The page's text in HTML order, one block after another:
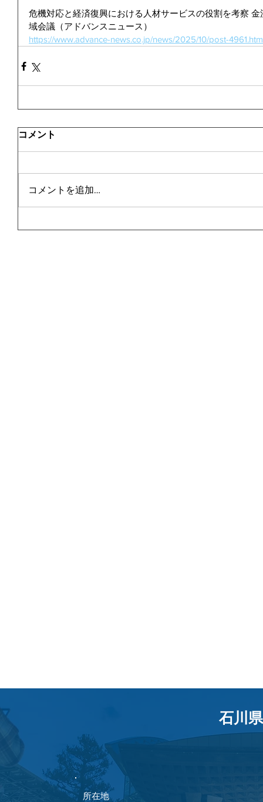
危機対応と経済復興における人材サービスの役割を考察
域会議（アドバンスニュース）
https://www.advance-news.co.jp/news/2025/10/post-
コメント
コメントを追加…
石川
​所在地